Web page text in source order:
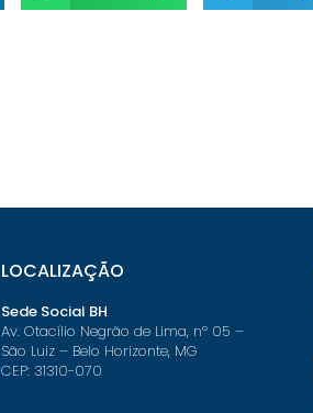
LOCALIZAÇÃO
Sede Social BH
Av. Otacílio Negrão de Lima, nº 05 –
São Luiz – Belo Horizonte, MG
CEP: 31310-070